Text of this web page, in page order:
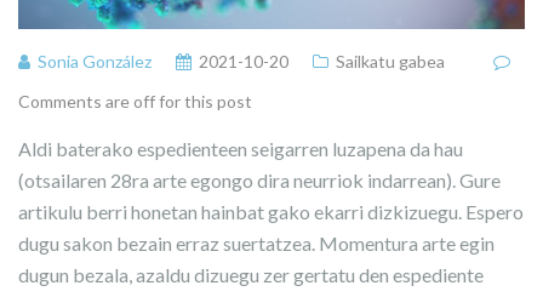
Sonia González 2021-10-20
Sailkatu gabea
Comments are off for this post
Aldi baterako espedienteen seigarren luzapena da hau
(otsailaren 28ra arte egongo dira neurriok indarrean). Gure
artikulu berri honetan hainbat gako ekarri dizkizuegu. Espero
dugu sakon bezain erraz suertatzea. Momentura arte egin
dugun bezala, azaldu dizuegu zer gertatu den espediente